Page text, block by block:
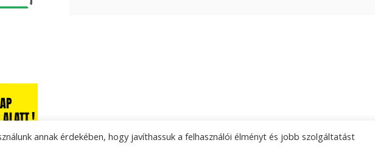
annak érdekében, hogy javíthassuk a felhasználói élményt és jobb szolgáltatást